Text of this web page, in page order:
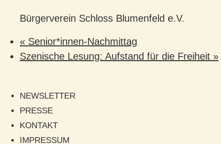
Bürgerverein Schloss Blumenfeld e.V.
« Senior*innen-Nachmittag
Szenische Lesung: Aufstand für die Freiheit »
NEWSLETTER
PRESSE
KONTAKT
IMPRESSUM